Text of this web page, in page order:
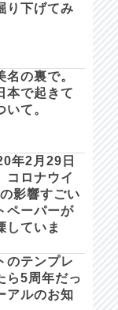
り下げてみ
名の裏で。
本で起きて
て。
年2月29日
コロナウイ
影響すごい
ペーパーが
していま
のテンプレ
ら5周年だっ
アルのお知